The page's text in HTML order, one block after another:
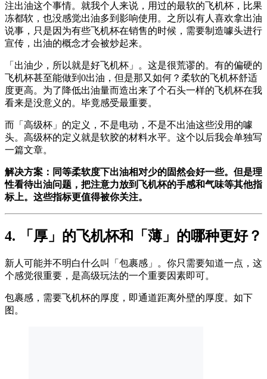
注出油这个事情。就我个人来说，用过的最软的飞机杯，比果
冻都软，也没感觉出油多到影响使用。之所以有人喜欢拿出油
说事，只是因为有些飞机杯在销售的时候，需要制造噱头进行
宣传，出油的概念才会被炒起来。
「出油少，所以就是好飞机杯」。这是很荒谬的。有的偏硬的
飞机杯甚至能做到0出油，但是那又如何？柔软的飞机杯舒适
度更高。为了降低出油量而造出来了个石头一样的飞机杯在我
看来是没意义的。毕竟感受最重要。
而「高级杯」的定义，不是电动，不是不出油这些没用的噱
头。高级杯的定义就是软胶的材料水平。这个以后我会单独写
一篇文章。
解决方案：同等柔软度下出油相对少的固然会好一些。但是理
性看待出油问题，把注意力放到飞机杯的手感和气味等其他指
标上。这些指标更值得被你关注。
4. 「厚」的飞机杯和「薄」的哪种更好？
新人可能并不明白什么叫「包裹感」。你只需要知道一点，这
个感觉很重要，是高级玩法的一个重要因素即可。
包裹感，需要飞机杯的厚度，即通道距离外壁的厚度。如下
图。